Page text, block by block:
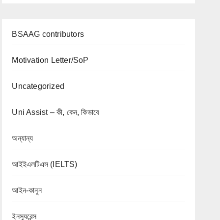
BSAAG contributors
Motivation Letter/SoP
Uncategorized
Uni Assist – কী, কেন, কিভাবে
অন্যান্য
আইইএলটিএস (IELTS)
আইন-কানুন
ইনস্যুরেন্স